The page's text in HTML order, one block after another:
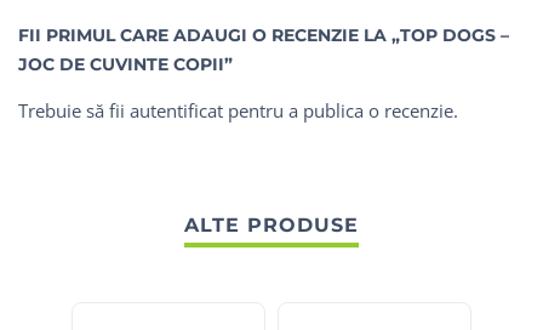
FII PRIMUL CARE ADAUGI O RECENZIE LA „TOP DOGS –
JOC DE CUVINTE COPII”
Trebuie să fii autentificat pentru a publica o recenzie.
ALTE PRODUSE